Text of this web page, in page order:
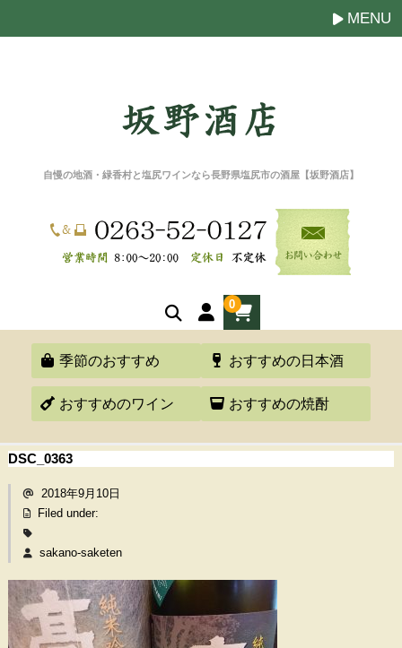
自慢の地酒・緑香村と塩尻ワインなら長野県塩尻市の酒屋【坂野酒店】
0
MENU
季節のおすすめ おすすめの日本酒
おすすめのワイン おすすめの焼酎
DSC_0363
2018年9月10日
Filed under:
sakano-saketen